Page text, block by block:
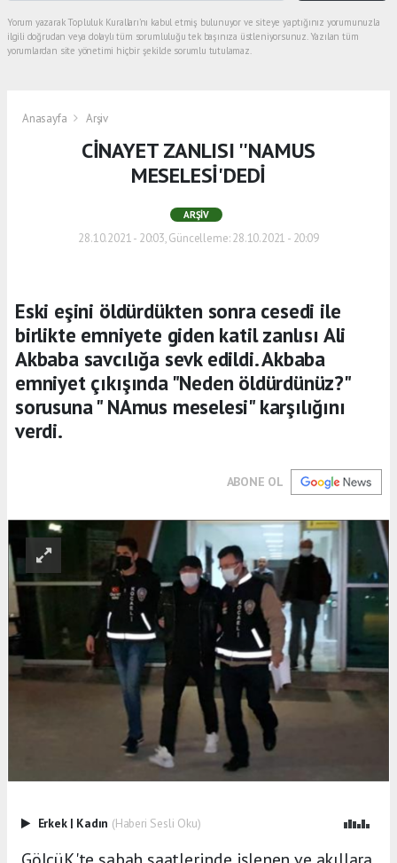
Yorum yazarak Topluluk Kuralları’nı kabul etmiş bulunuyor ve siteye yaptığınız yorumunuzla
ilgili doğrudan veya dolaylı tüm sorumluluğu tek başınıza üstleniyorsunuz. Yazılan tüm
yorumlardan site yönetimi hiçbir şekilde sorumlu tutulamaz.
Anasayfa Arşiv
CİNAYET ZANLISI ''NAMUS
MESELESİ'DEDİ
ARŞIV
28.10.2021 - 20:03, Güncelleme: 28.10.2021 - 20:09
Eski eşini öldürdükten sonra cesedi ile
birlikte emniyete giden katil zanlısı Ali
Akbaba savcılığa sevk edildi. Akbaba
emniyet çıkışında "Neden öldürdünüz?"
sorusuna " NAmus meselesi" karşılığını
verdi.
ABONE OL
Erkek | Kadın (Haberi Sesli Oku)